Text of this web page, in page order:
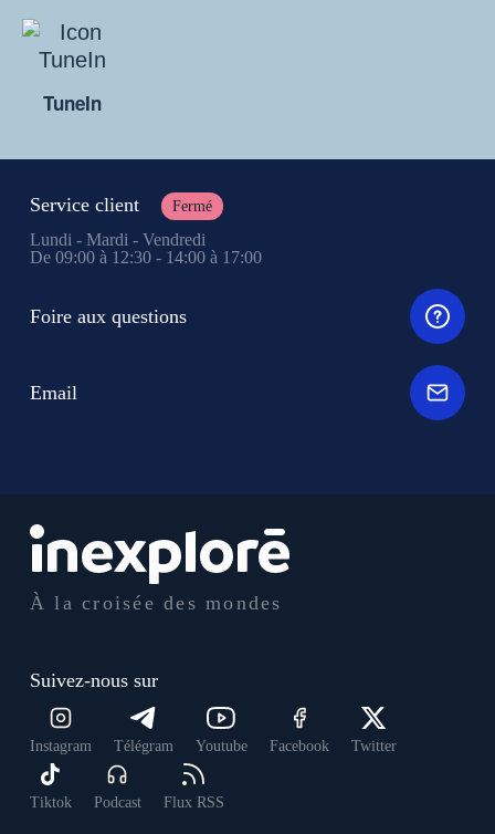
TuneIn
À la croisée des mondes
Suivez-nous sur
Instagram Télégram Youtube Facebook Twitter
Tiktok Podcast Flux RSS
Service client Fermé
Lundi - Mardi - Vendredi
De 09:00 à 12:30 - 14:00 à 17:00
Foire aux questions
Email